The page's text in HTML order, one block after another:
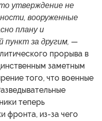
утверждение не
вооруженные
плану и
пункт за другим, —
прорыва в
заметным
того, что военные
теперь
фронта, из-за чего